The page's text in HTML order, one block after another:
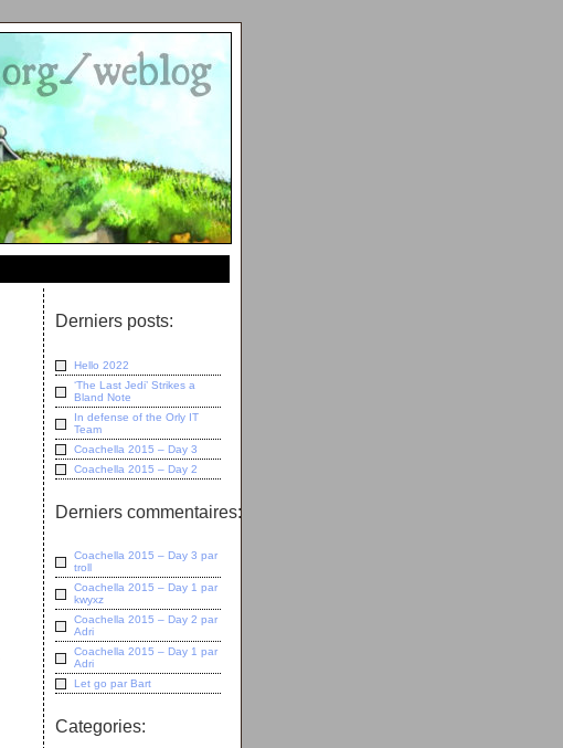
Derniers posts:
Hello 2022
‘The Last Jedi’ Strikes a
Bland Note
In defense of the Orly IT
Team
Coachella 2015 – Day 3
Coachella 2015 – Day 2
Derniers commentaires:
Coachella 2015 – Day 3 par
troll
Coachella 2015 – Day 1 par
kwyxz
Coachella 2015 – Day 2 par
Adri
Coachella 2015 – Day 1 par
Adri
Let go par Bart
Categories: